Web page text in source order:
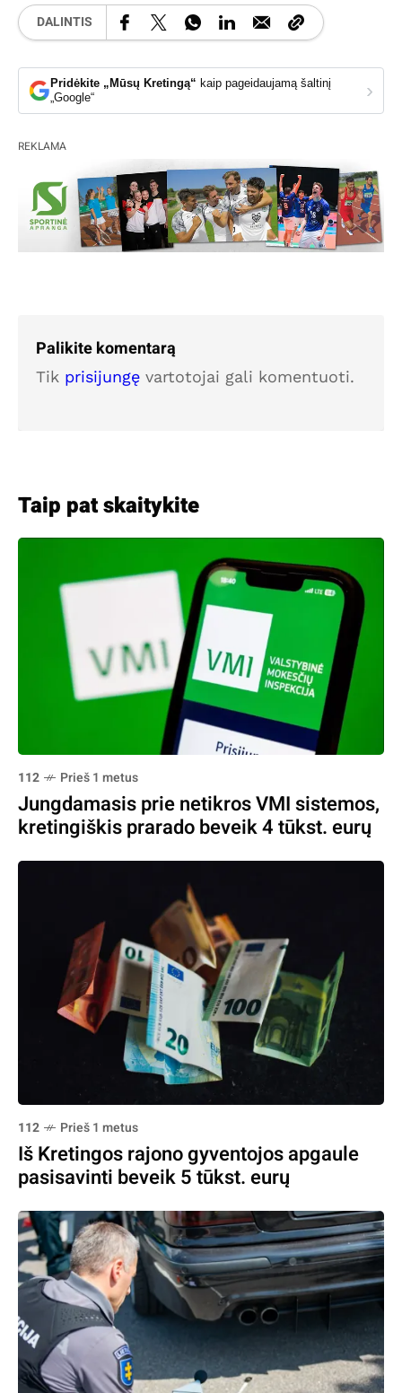
DALINTIS
Pridėkite „Mūsų Kretingą“ kaip pageidaujamą šaltinį
„Google“
›
REKLAMA
Palikite komentarą
Tik prisijungę vartotojai gali komentuoti.
Taip pat skaitykite
112 Prieš 1 metus
Jungdamasis prie netikros VMI sistemos,
kretingiškis prarado beveik 4 tūkst. eurų
112 Prieš 1 metus
Iš Kretingos rajono gyventojos apgaule
pasisavinti beveik 5 tūkst. eurų